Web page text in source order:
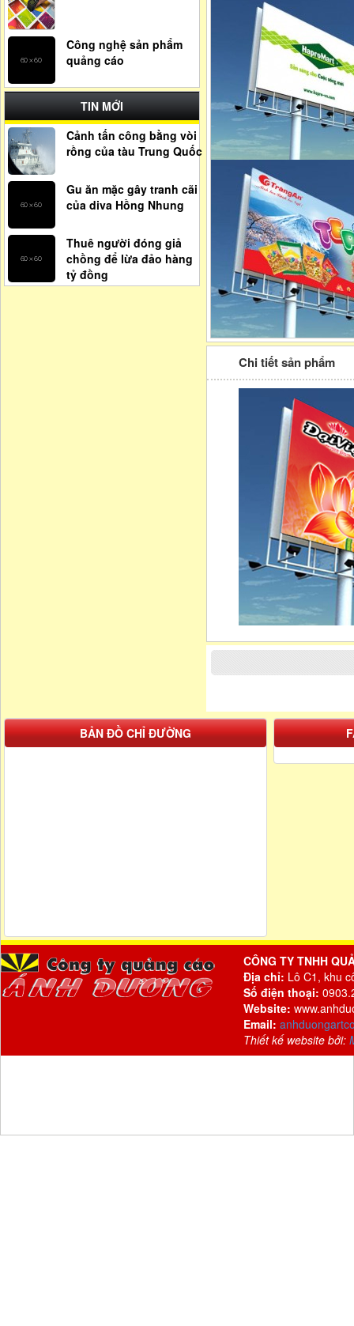
Công nghệ sản phẩm
quảng cáo
TIN MỚI
Cảnh tấn công bằng vòi
rồng của tàu Trung Quốc
Gu ăn mặc gây tranh cãi
của diva Hồng Nhung
Thuê người đóng giả
chồng để lừa đảo hàng
tỷ đồng
Chi tiết sản phẩm
BẢN ĐỒ CHỈ ĐƯỜNG
CÔNG TY TNHH
Địa chỉ: Lô C1, khu
Số điện thoại:
Website:
Email:
Thiết kế website bởi: